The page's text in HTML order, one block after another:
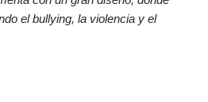
el bullying, la violencia y el